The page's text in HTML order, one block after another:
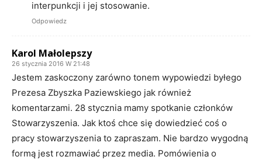
interpunkcji i jej stosowanie.
Odpowiedz
Karol Małolepszy
26 stycznia 2016 W 21:48
Jestem zaskoczony zarówno tonem wypowiedzi byłego
Prezesa Zbyszka Paziewskiego jak również
komentarzami. 28 stycznia mamy spotkanie członków
Stowarzyszenia. Jak ktoś chce się dowiedzieć coś o
pracy stowarzyszenia to zapraszam. Nie bardzo wygodną
formą jest rozmawiać przez media. Pomówienia o